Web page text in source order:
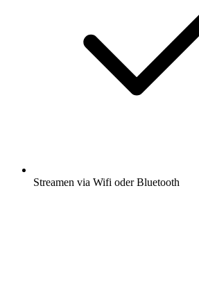
Streamen via Wifi oder Bluetooth